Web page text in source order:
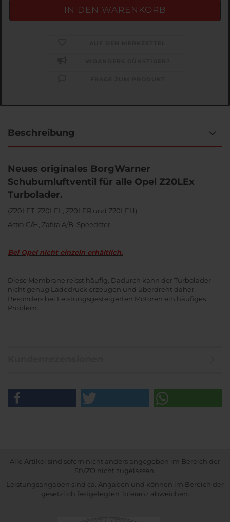
Beschreibung
Neues originales BorgWarner
Schubumluftventil für alle Opel Z20LEx
Turbolader.
(Z20LET, Z20LEL, Z20LER und Z20LEH)
Astra G/H, Zafira A/B, Speedster
Bei Opel nicht einzeln erhältlich.
Diese Membrane reisst häufig. Dadurch kann der Turbolader
nicht genug Ladedruck erzeugen und überdreht daher.
Besonders bei Leistungsgesteigerten Motoren ein häufiges
Problem.
Alle Artikel sind sofern nicht anders angegeben im Bereich der
StVZO nicht zugelassen.
Leistungsangaben sind ca. Angaben und können im Bereich der
gesetzlich festgelegten Toleranz abweichen.